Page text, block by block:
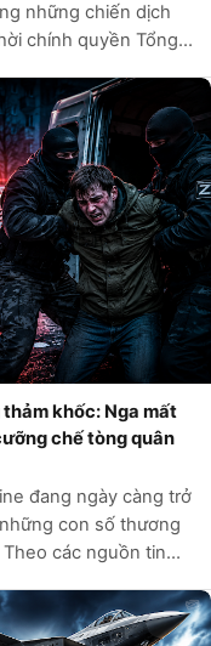
những chiến dịch
chính quyền Tổng
khốc: Nga mất
chế tòng quân
đang ngày càng trở
con số thương
các nguồn tin